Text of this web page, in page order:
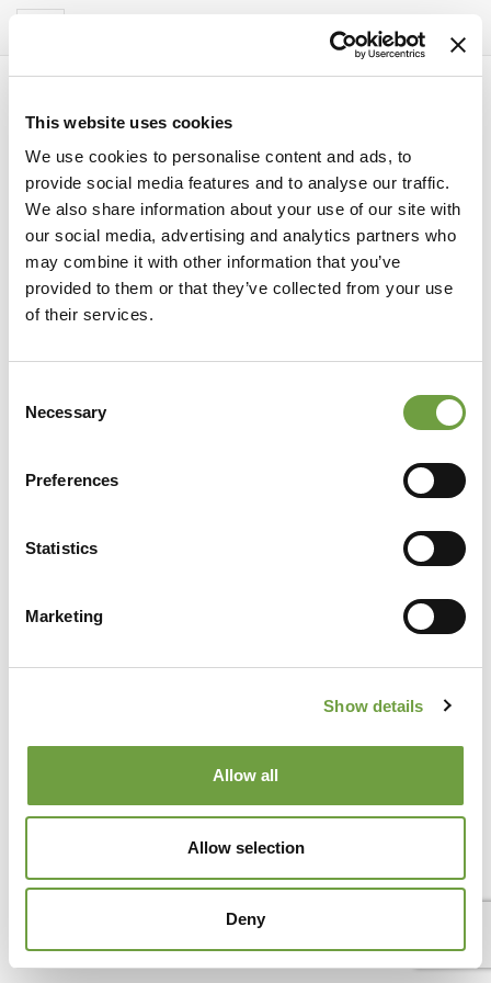
This website uses cookies
We use cookies to personalise content and ads, to
provide social media features and to analyse our traffic.
We also share information about your use of our site with
our social media, advertising and analytics partners who
may combine it with other information that you’ve
provided to them or that they’ve collected from your use
of their services.
Selection
Necessary
Preferences
Statistics
Marketing
Show details
Allow all
Allow selection
Deny
Garda: Einfache und sichere Routen für
Mit Kindern am Gardasee Fahrrad zu fahren, gehört zu den
schönsten Urlaubserlebnissen. Kein dichter Verkehr, flache